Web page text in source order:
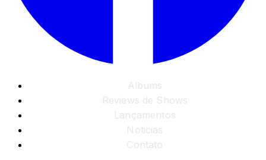
Albums
Reviews de Shows
Lançamentos
Noticias
Contato